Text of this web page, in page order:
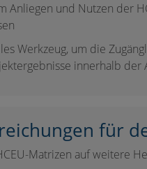
Anliegen und Nutzen der
Werkzeug, um die
innerhalb der
für
Matrizen auf weitere